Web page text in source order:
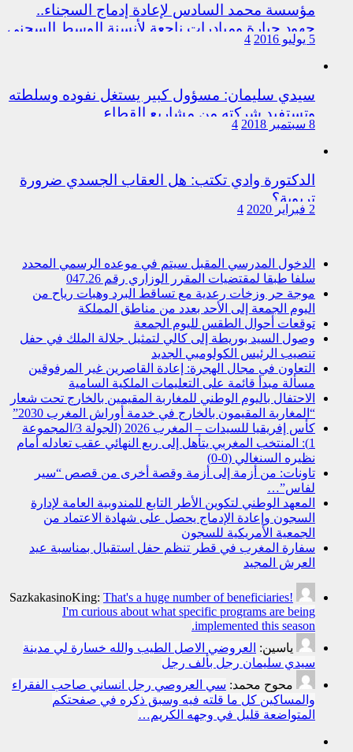
مؤسسة محمد السادس لإعادة إدماج السجناء..
جهود جبارة ومبادرات ناجعة لأنسنة الوسط السجني
5 يوليو 2016 4
سيدي سليمان: مسؤول كبير يستغل نفوده وسلطته
وتستفيد شركته من مشاريع القطاع
8 سبتمبر 2018 4
الدكتورة وادي تكتب: هل العقاب الجسدي ضرورة
تربوية؟
2 فبراير 2020 4
الدخول المدرسي المقبل سیتم في موعده الرسمي المحدد
سلفا طبقا لمقتضیات المقرر الوزاري رقم 047.26
موجة حر وزخات رعدية مع تساقط البرد وهبات رياح من
اليوم الجمعة إلى الأحد بعدد من مناطق المملكة
توقعات أحوال الطقس لليوم الجمعة
وصول السيد بوريطة إلى كالي لتمثيل جلالة الملك في حفل
تنصيب الرئيس الكولومبي الجديد
التعاون في مجال الهجرة: إعادة القاصرين غير المرفوقين
مسألة مبدأ قائمة على التعليمات الملكية السامية
الاحتفال باليوم الوطني للمغاربة المقيمين بالخارج تحت شعار
“المغاربة المقيمون بالخارج في خدمة أوراش المغرب 2030”
كأس إفريقيا للسيدات – المغرب 2026 (الجولة 3/المجموعة
1): المنتخب المغربي يتأهل إلى ربع النهائي عقب تعادله أمام
نظيره السنغالي (0-0)
تاونات: من أزمة إلى أزمة وقصة أخرى من قصص “سير
لفاس”…
المعهد الوطني لتكوين الأطر التابع للمندوبية العامة لإدارة
السجون وإعادة الإدماج يحصل على شهادة الاعتماد من
الجمعية الأمريكية للسجون
سفارة المغرب في قطر تنظم حفل استقبال بمناسبة عيد
العرش المجيد
SazkakasinoKing: That's a huge number of beneficiaries!
I'm curious about what specific programs are being
implemented this season.
ياسين: العروضي الاصل الطيب والله خسارة لي مدينة
سيدي سليمان رجل بألف رجل
محوح محمد: سي العروصي رجل انساني صاحب الفقراء
والمساكين كل ما قلته فيه وسبق ذكره في صفحتكم
المتواضعة قليل في وجهه الكريم…